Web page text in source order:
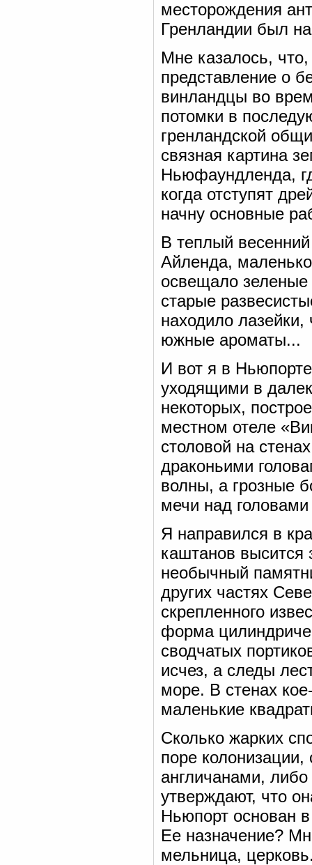
месторождения
Гренландии был
Мне казалось,
представление о
винландцы во
потомки в
гренландской
связная картина
Ньюфаундленда,
когда отступят
начну основные
В теплый
Айленда,
освещало
старые
находило
южные ароматы...
И вот я в
уходящими в
некоторых,
местном отеле
столовой на
драконьими
волны, а грозные
мечи над
Я направился в
каштанов
необычный
других частях
скрепленного
форма
сводчатых
исчез, а следы
море. В стенах
маленькие
Сколько жарких
поре
англичанами,
утверждают, что
Ньюпорт основан
Ее назначение?
мельница,